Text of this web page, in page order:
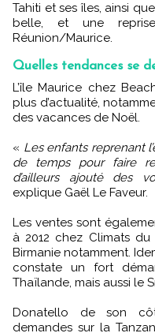
Tahiti et ses îles, ainsi
belle, et une
Réunion/Maurice.
Quelles tendances se
L’île Maurice chez BeachComber sera cet hiver toujours
plus d’actualité,
des vacances de Noël.
« Les enfants reprenant
de temps pour faire
d’ailleurs ajouté des
explique Gaël Le Faveur.
Les ventes sont
à 2012 chez Climats
Birmanie notamment.
constate un fort
Thaïlande, mais aussi le
Donatello de son
demandes sur la